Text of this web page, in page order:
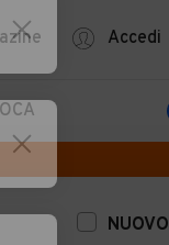
Accedi
NUOVO